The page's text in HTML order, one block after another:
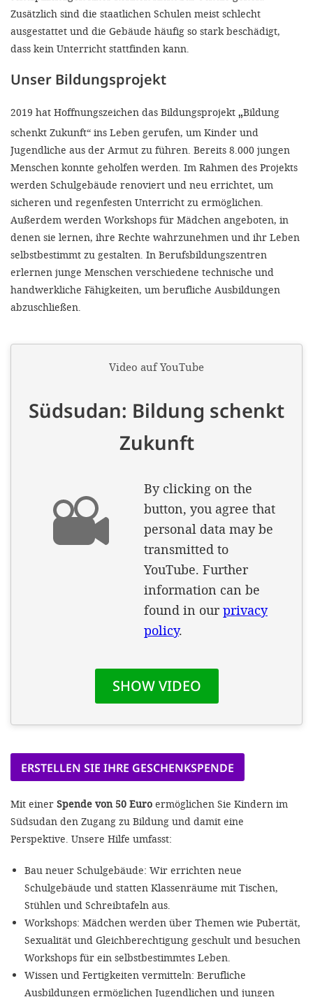
Zusätzlich sind die staatlichen Schulen meist schlecht
ausgestattet und die Gebäude häufig so stark beschädigt,
dass kein Unterricht stattfinden kann.
Unser Bildungsprojekt
2019 hat Hoffnungszeichen das Bildungsprojekt „Bildung
schenkt Zukunft“ ins Leben gerufen, um Kinder und
Jugendliche aus der Armut zu führen. Bereits 8.000 jungen
Menschen konnte geholfen werden. Im Rahmen des Projekts
werden Schulgebäude renoviert und neu errichtet, um
sicheren und regenfesten Unterricht zu ermöglichen.
Außerdem werden Workshops für Mädchen angeboten, in
denen sie lernen, ihre Rechte wahrzunehmen und ihr Leben
selbstbestimmt zu gestalten. In Berufsbildungszentren
erlernen junge Menschen verschiedene technische und
handwerkliche Fähigkeiten, um berufliche Ausbildungen
abzuschließen.
ERSTELLEN SIE IHRE GESCHENKSPENDE
Mit einer Spende von 50 Euro ermöglichen Sie Kindern im
Südsudan den Zugang zu Bildung und damit eine
Perspektive. Unsere Hilfe umfasst:
Bau neuer Schulgebäude: Wir errichten neue
Schulgebäude und statten Klassenräume mit Tischen,
Stühlen und Schreibtafeln aus.
Workshops: Mädchen werden über Themen wie Pubertät,
Sexualität und Gleichberechtigung geschult und besuchen
Workshops für ein selbstbestimmtes Leben.
Wissen und Fertigkeiten vermitteln: Berufliche
Ausbildungen ermöglichen Jugendlichen und jungen